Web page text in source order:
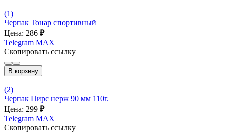
(1)
Черпак Тонар спортивный
Цена: 286 ₽
Telegram MAX
Скопировать ссылку
В корзину
(2)
Черпак Пирс нерж 90 мм 110г.
Цена: 299 ₽
Telegram MAX
Скопировать ссылку